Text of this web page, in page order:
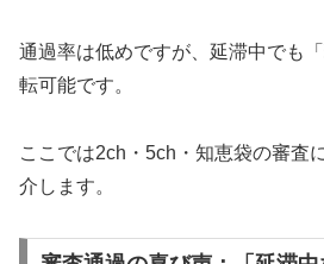
通過率は低めですが、延滞中でも
転可能です。
ここでは2ch・5ch・知恵袋の審査
介します。